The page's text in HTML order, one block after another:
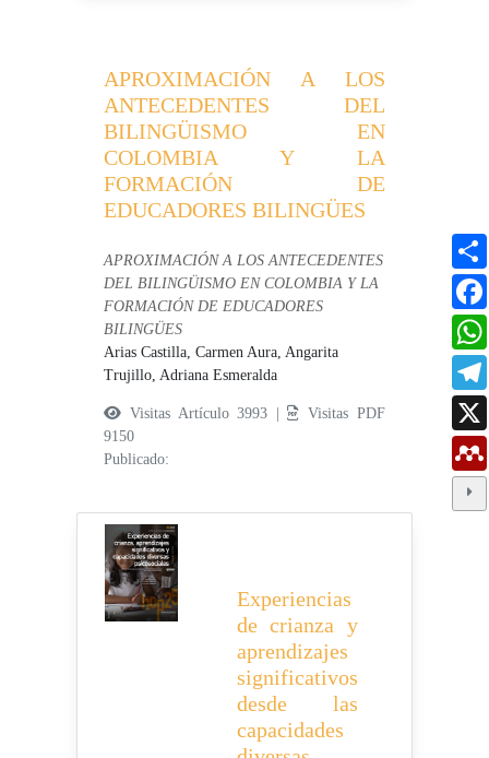
APROXIMACIÓN A LOS
ANTECEDENTES DEL
BILINGÜISMO EN
COLOMBIA Y LA
FORMACIÓN DE
EDUCADORES BILINGÜES
APROXIMACIÓN A LOS ANTECEDENTES
DEL BILINGÜISMO EN COLOMBIA Y LA
FORMACIÓN DE EDUCADORES
BILINGÜES
Arias Castilla, Carmen Aura,Angarita
Trujillo, Adriana Esmeralda
Visitas Artículo 3993 |
Visitas PDF
9150
Publicado:
Experiencias
de crianza y
aprendizajes
significativos
desde las
capacidades